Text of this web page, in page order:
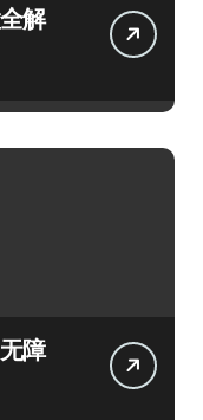
解
障